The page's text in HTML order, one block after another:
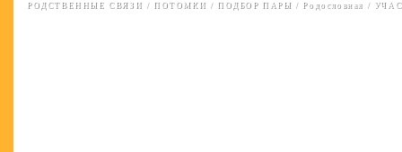
РОДСТВЕННЫЕ СВЯЗИ / ПОТОМКИ / ПОДБОР ПАРЫ / Родословная /